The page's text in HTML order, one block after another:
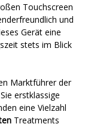
Touchscreen
und
Gerät eine
stets im Blick
Marktführer der
erstklassige
eine Vielzahl
Treatments